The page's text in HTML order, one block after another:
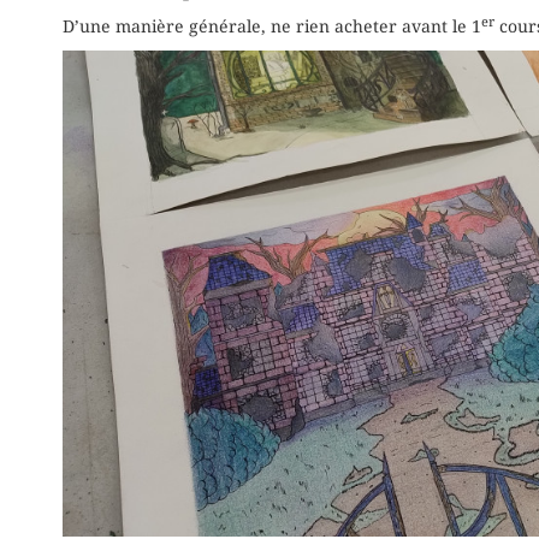
D’une manière générale, ne rien acheter avant le 1 er